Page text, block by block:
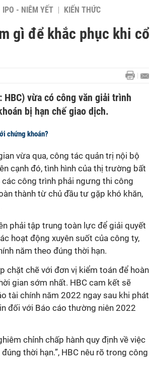
IPO - NIÊM YẾT KIẾN THỨC
gì để khắc phục khi cổ
HBC) vừa có công văn giải trình
bị hạn chế giao dịch.
chứng khoán?
vừa qua, công tác quản trị nội bộ
cạnh đó, tình hình của thị trường bất
công trình phải ngưng thi công
thành từ chủ đầu tư gặp khó khăn,
phải tập trung toàn lực để giải quyết
hoạt động xuyên suốt của công ty,
năm theo đúng thời hạn.
chặt chẽ với đơn vị kiểm toán để hoàn
gian sớm nhất. HBC cam kết sẽ
tài chính năm 2022 ngay sau khi phát
đối với Báo cáo thường niên 2022
chỉnh chấp hành quy định về việc
thời hạn.”, HBC nêu rõ trong công